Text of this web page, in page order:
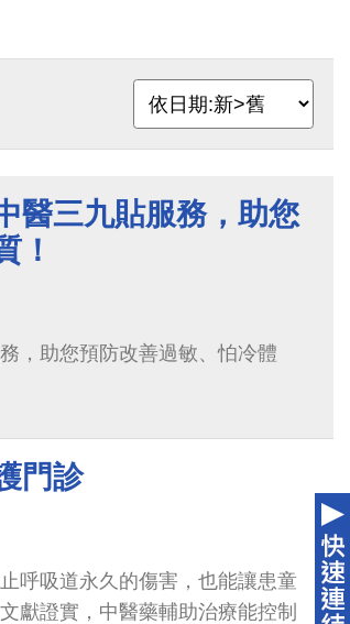
醫三九貼服務，助您
！
，助您預防改善過敏、怕冷體
門診
呼吸道永久的傷害，也能讓患童
獻證實，中醫藥輔助治療能控制